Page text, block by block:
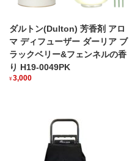
ダルトン(Dulton) 芳香剤 アロ
マ ディフューザー ダーリア ブ
ラックベリー&フェンネルの香
り H19-0049PK
¥3,000